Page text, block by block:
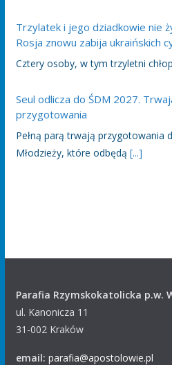
Trzylatek i jego dziadkowie nie
Rosja znowu zabija ukraińskich
Cztery osoby, w tym trzyletni
Seul odlicza do ŚDM 2027.
przygotowania
Pełną parą trwają przygotowania
Młodzieży, które odbędą [...]
Parafia Rzymskokatolicka p.w.
ul. Kanonicza 11
31-002 Kraków
email: parafia@apostolowie.pl